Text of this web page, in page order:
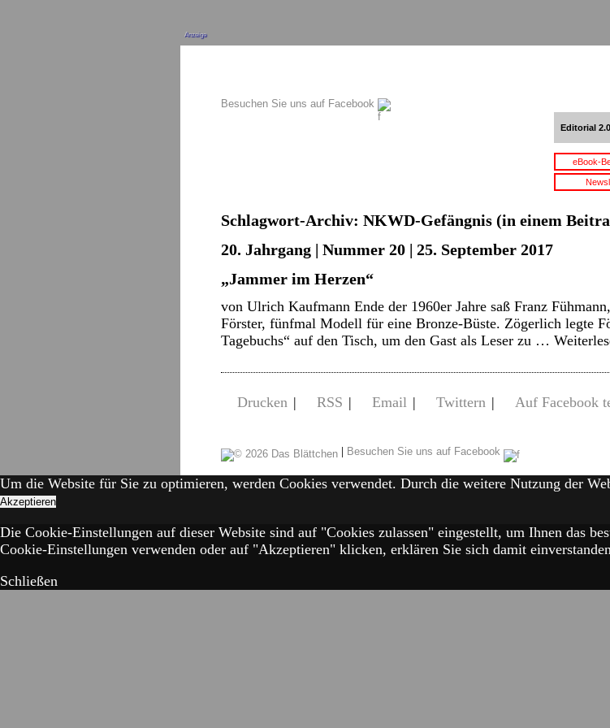
Anzeige
Besuchen Sie uns auf Facebook
Editorial 2.0
eBook-
Schlagwort-Archiv: NKWD-Gefängnis (in einem
20. Jahrgang | Nummer 20 | 25. September 2017
„Jammer im Herzen“
von Ulrich Kaufmann Ende der 1960er Jahre saß Franz
Förster, fünfmal Modell für eine Bronze-Büste. Zögerlich legte
Tagebuchs“ auf den Tisch, um den Gast als Leser zu …
Drucken | RSS | Email | Twittern | Auf Facebook
| Besuchen Sie uns auf Facebook
Um die Website für Sie zu optimieren, werden Cookies verwendet. Durch die weitere Nutzung der
Akzeptieren
Die Cookie-Einstellungen auf dieser Website sind auf "Cookies zulassen" eingestellt, um Ihnen das
Cookie-Einstellungen verwenden oder auf "Akzeptieren" klicken, erklären Sie sich damit
Schließen